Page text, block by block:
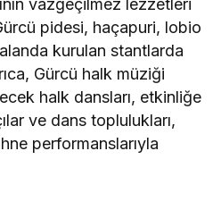
vazgeçilmez lezzetleri
pidesi, haçapuri, lobio
kurulan stantlarda
Gürcü halk müziği
halk dansları, etkinliğe
ve dans toplulukları,
performanslarıyla